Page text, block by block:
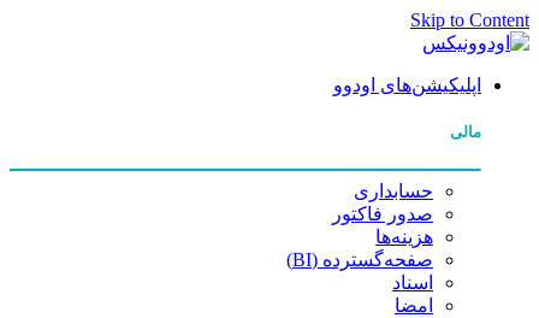
Skip to Content
اپلیکیشن‌های اودوو
مالی
حسابداری
صدور فاکتور
هزینه‌ها
صفحه‌گسترده (BI)
اسناد
امضا